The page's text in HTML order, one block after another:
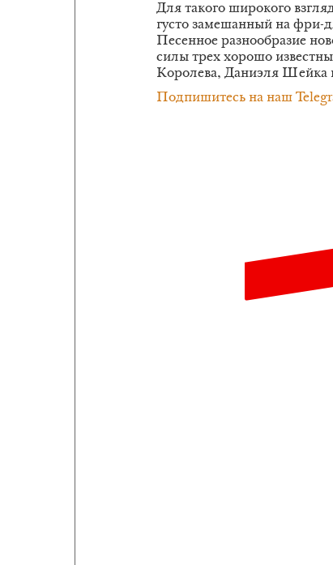
Для такого широкого
густо замешанный на фри-
Песенное разнообразие
силы трех хорошо
Королева, Даниэля Шейка
Подпишитесь на наш